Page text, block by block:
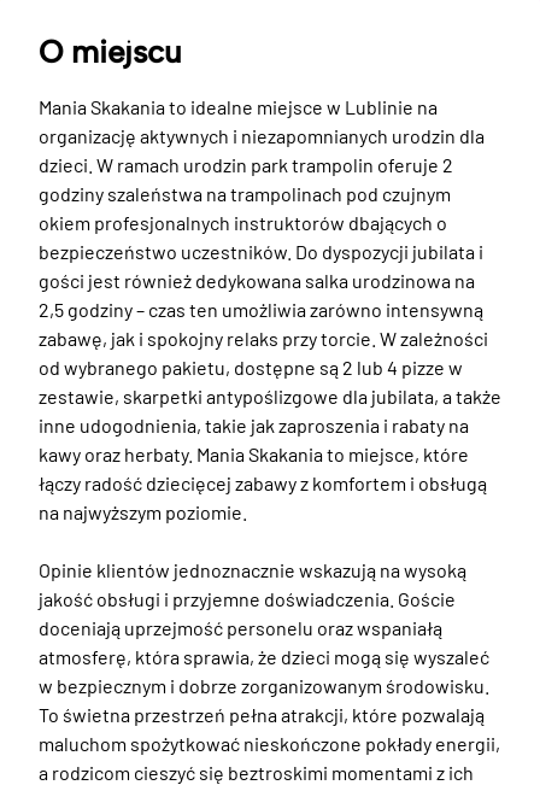
O miejscu
Mania Skakania to idealne miejsce w Lublinie na
organizację aktywnych i niezapomnianych urodzin dla
dzieci. W ramach urodzin park trampolin oferuje 2
godziny szaleństwa na trampolinach pod czujnym
okiem profesjonalnych instruktorów dbających o
bezpieczeństwo uczestników. Do dyspozycji jubilata i
gości jest również dedykowana salka urodzinowa na
2,5 godziny – czas ten umożliwia zarówno intensywną
zabawę, jak i spokojny relaks przy torcie. W zależności
od wybranego pakietu, dostępne są 2 lub 4 pizze w
zestawie, skarpetki antypoślizgowe dla jubilata, a także
inne udogodnienia, takie jak zaproszenia i rabaty na
kawy oraz herbaty. Mania Skakania to miejsce, które
łączy radość dziecięcej zabawy z komfortem i obsługą
na najwyższym poziomie.
Opinie klientów jednoznacznie wskazują na wysoką
jakość obsługi i przyjemne doświadczenia. Goście
doceniają uprzejmość personelu oraz wspaniałą
atmosferę, która sprawia, że dzieci mogą się wyszaleć
w bezpiecznym i dobrze zorganizowanym środowisku.
To świetna przestrzeń pełna atrakcji, które pozwalają
maluchom spożytkować nieskończone pokłady energii,
a rodzicom cieszyć się beztroskimi momentami z ich